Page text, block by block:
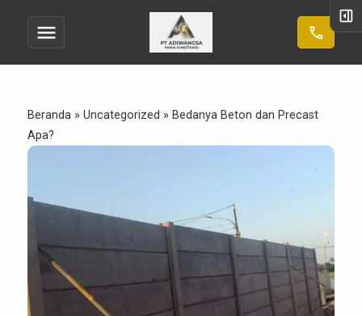
menu call
Beranda » Uncategorized » Bedanya Beton dan Precast
Apa?
right_panel_open